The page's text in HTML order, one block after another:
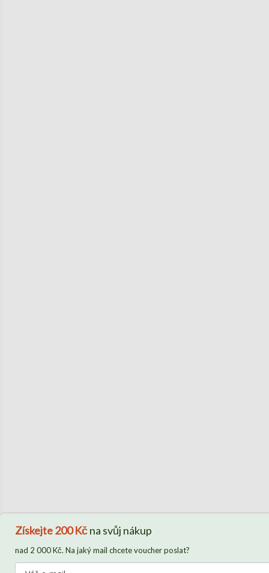
Získejte200 Kčna svůj nákup
nad 2 000 Kč. Na jaký mail chcete voucher poslat?